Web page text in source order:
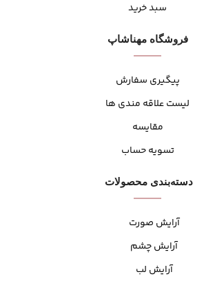
سبد خرید
فروشگاه مهنا‌شاپ
پیگیری سفارش
لیست علاقه مندی ها
مقایسه
تسویه حساب
دسته‌بندی محصولات
آرایش صورت
آرایش چشم
آرایش لب